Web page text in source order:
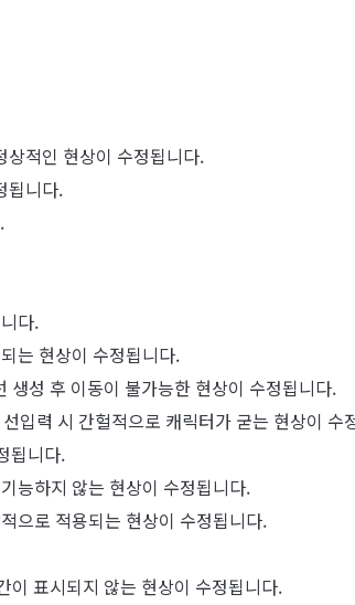
적인 현상이 수정됩니다.
됩니다.
다.
는 현상이 수정됩니다.
생성 후 이동이 불가능한 현상이 수정됩니다.
입력 시 간헐적으로 캐릭터가 굳는 현상이 수
됩니다.
능하지 않는 현상이 수정됩니다.
으로 적용되는 현상이 수정됩니다.
이 표시되지 않는 현상이 수정됩니다.